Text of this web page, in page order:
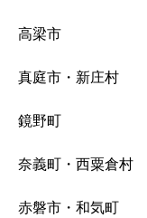
高梁市
真庭市・新庄村
鏡野町
奈義町・西粟倉村
赤磐市・和気町